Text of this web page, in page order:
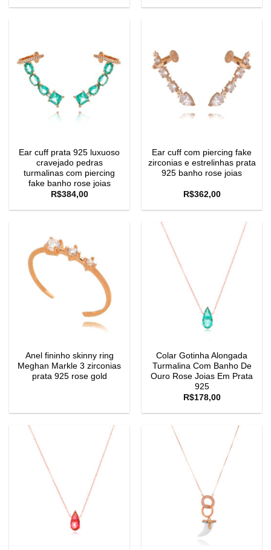
Ear cuff prata 925 luxuoso
cravejado pedras
turmalinas com piercing
fake banho rose joias
R$384,00
Ear cuff com piercing fake
zirconias e estrelinhas prata
925 banho rose joias
R$362,00
Anel fininho skinny ring
Meghan Markle 3 zirconias
prata 925 rose gold
Colar Gotinha Alongada
Turmalina Com Banho De
Ouro Rose Joias Em Prata
925
R$178,00